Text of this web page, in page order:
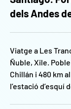
dels Andes
Viatge a Les
Ñuble, Xile.
Chillán i 480 km
l’estació d’esquí